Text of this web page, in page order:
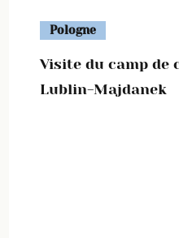
Pologne
Visite du camp de
Lublin-Majdanek